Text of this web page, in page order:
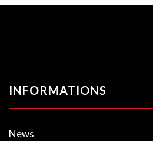
INFORMATIONS
News